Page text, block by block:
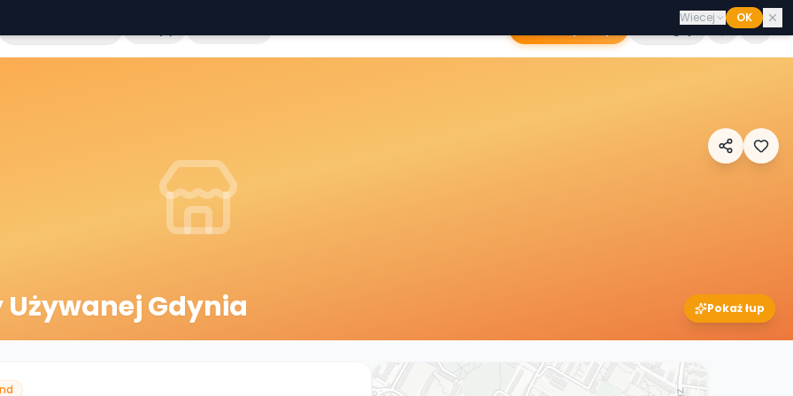
Zaloguj
Używanej Gdynia Pokaż łup
Wiecej OK